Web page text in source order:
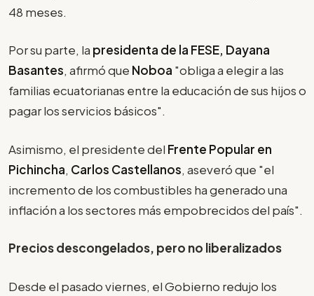
48 meses.
Por su parte, la presidenta de la FESE, Dayana
Basantes, afirmó que Noboa "obliga a elegir a las
familias ecuatorianas entre la educación de sus hijos o
pagar los servicios básicos".
Asimismo, el presidente del Frente Popular en
Pichincha, Carlos Castellanos, aseveró que "el
incremento de los combustibles ha generado una
inflación a los sectores más empobrecidos del país".
Precios descongelados, pero no liberalizados
Desde el pasado viernes, el Gobierno redujo los